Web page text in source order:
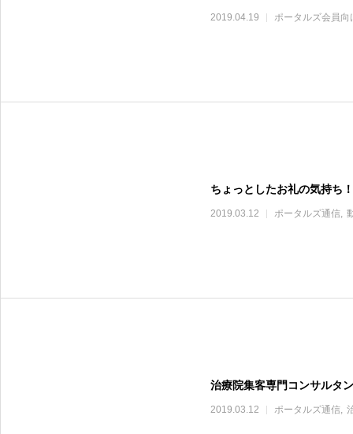
2019.04.19 ポータルズ会員向
ちょっとしたお礼の気持ち
2019.03.12 ポータルズ通信
治療院集客専門コンサルタ
2019.03.12 ポータルズ通信